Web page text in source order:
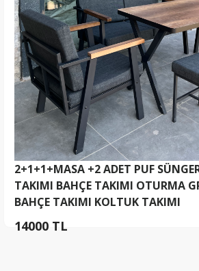
2+1+1+MASA +2 ADET PUF
TAKIMI BAHÇE TAKIMI OTURMA
BAHÇE TAKIMI KOLTUK TAKIMI
14000 TL